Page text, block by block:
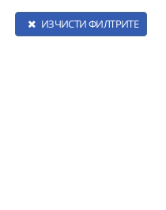
ИЗЧИСТИ ФИЛТРИТЕ